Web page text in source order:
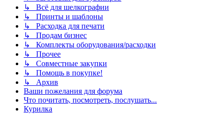
↳ Всё для шелкографии
↳ Принты и шаблоны
↳ Расходка для печати
↳ Продам бизнес
↳ Комплекты оборудования/расходки
↳ Прочее
↳ Совместные закупки
↳ Помощь в покупке!
↳ Архив
Ваши пожелания для форума
Что почитать, посмотреть, послушать...
Курилка